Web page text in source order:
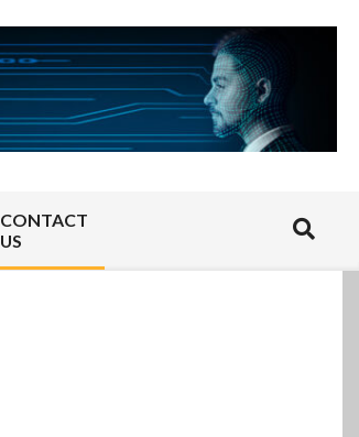
CONTACT
US
Search